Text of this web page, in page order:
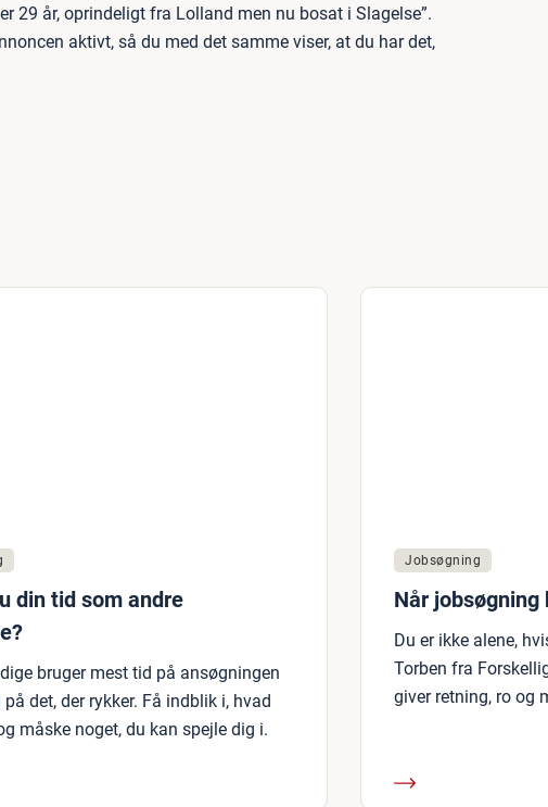
29 år, oprindeligt fra Lolland men nu bosat i Slagelse”.
aktivt, så du med det samme viser, at du har det,
din tid som andre
bruger mest tid på ansøgningen
det, der rykker. Få indblik i, hvad
måske noget, du kan spejle dig i.
Jobsøgning
Når
Du er ikke alene,
Torben fra
giver retning, ro og